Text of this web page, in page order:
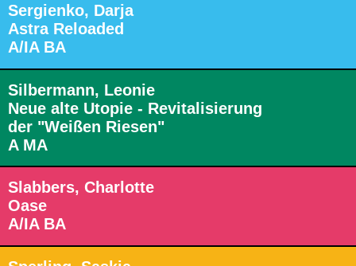
Sergienko, Darja
Astra Reloaded
A/IA BA
Silbermann, Leonie
Neue alte Utopie - Revitalisierung
der "Weißen Riesen"
A MA
Slabbers, Charlotte
Oase
A/IA BA